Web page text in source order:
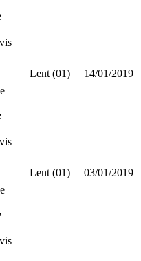
Lent (01) 14/01/2019
Lent (01) 03/01/2019